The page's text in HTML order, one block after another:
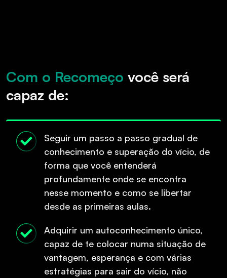
Com o Recomeço você será
capaz de:
Seguir um passo a passo gradual de
conhecimento e superação do vício, de
forma que você entenderá
profundamente onde se encontra
nesse momento e como se libertar
desde as primeiras aulas.
Adquirir um autoconhecimento único,
capaz de te colocar numa situação de
vantagem, esperança e com várias
estratégias para sair do vício, não